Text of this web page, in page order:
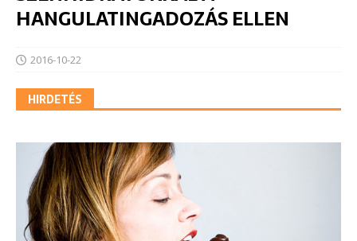
HANGULATINGADOZÁS ELLEN
2016-10-22
HIRDETÉS